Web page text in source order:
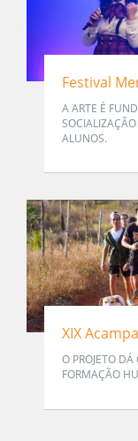
Festival
A ARTE É
ALUNOS.
XIX
O PROJETO
FORMAÇÃO